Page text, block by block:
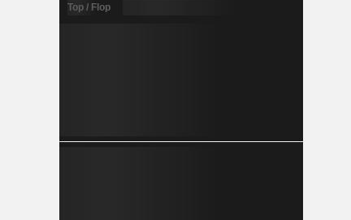
Top / Flop